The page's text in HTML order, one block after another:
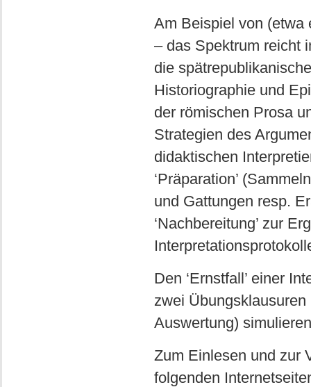
Am Beispiel von (etwa
– das Spektrum reicht
die
Historiographie und
der römischen Prosa
Strategien des
didaktischen
‘Präparation’
und Gattungen resp.
‘Nachbereitung’ zur
Den ‘Ernstfall’ einer
zwei
Auswertung)
Zum Einlesen und zur
folgenden